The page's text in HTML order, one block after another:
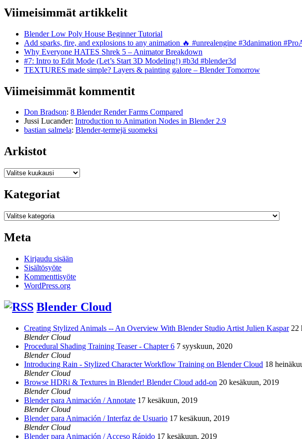
Viimeisimmät artikkelit
Blender Low Poly House Beginner Tutorial
Add sparks, fire, and explosions to any animation 🔥 #unrealengine #3danimation
Why Everyone HATES Shrek 5 – Animator Breakdown
#7: Intro to Edit Mode (Let’s Start 3D Modeling!) #b3d #blender3d
TEXTURES made simple? Layers & painting galore – Blender Tomorrow
Viimeisimmät kommentit
Don Bradson: 8 Blender Render Farms Compared
Jussi Lucander: Introduction to Animation Nodes in Blender 2.9
bastian salmela: Blender-termejä suomeksi
Arkistot
Arkistot
Kategoriat
Kategoriat
Meta
Kirjaudu sisään
Sisältösyöte
Kommenttisyöte
WordPress.org
Blender Cloud
Creating Stylized Animals -- An Overview With Blender Studio Artist Julien Kaspar 22
Blender Cloud
Procedural Shading Training Teaser - Chapter 6 7 syyskuun, 2020
Blender Cloud
Introducing Rain - Stylized Character Workflow Training on Blender Cloud 18
Blender Cloud
Browse HDRi & Textures in Blender! Blender Cloud add-on 20 kesäkuun, 2019
Blender Cloud
Blender para Animación / Annotate 17 kesäkuun, 2019
Blender Cloud
Blender para Animación / Interfaz de Usuario 17 kesäkuun, 2019
Blender Cloud
Blender para Animación / Acceso Rápido 17 kesäkuun, 2019